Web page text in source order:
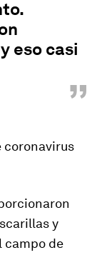
eso casi
”
coronavirus
y
campo de